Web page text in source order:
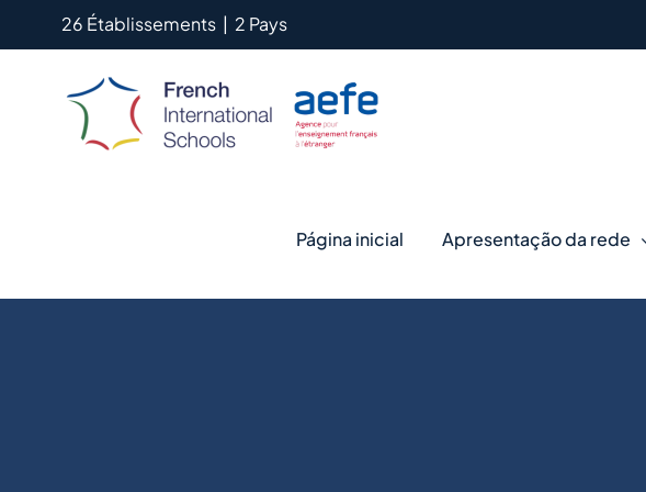
26 Établissements | 2 Pays
Página inicial Apresentação da rede